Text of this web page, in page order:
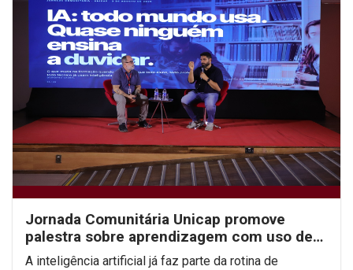
Jornada Comunitária Unicap promove
palestra sobre aprendizagem com uso de
IA
A inteligência artificial já faz parte da rotina de